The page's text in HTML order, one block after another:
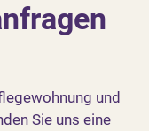
und
Sie uns eine